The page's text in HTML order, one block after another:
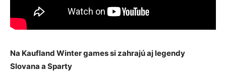
Na Kaufland Winter games si zahrajú aj legendy
Slovana a Sparty